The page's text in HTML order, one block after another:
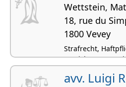
Wettstein,
18, rue du
1800 Vevey
Strafrecht,
Pachtrecht,
avv. Luigi